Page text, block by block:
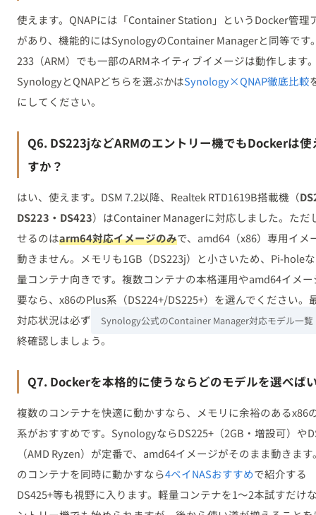
使えます。QNAPには「Container Station」というDocker管理
があり、機能的にはSynologyのContainer Managerと同等です
233（ARM）でも一部のARMネイティブイメージは動作します
SynologyとQNAPどちらを選ぶかはSynology×QNAP徹底比較
にしてください。
Q6. DS223jなどARMのエントリー機でもDockerは使
すか？
はい、使えます。DSM 7.2以降、Realtek RTD1619B搭載機（
DS223・DS423）はContainer Managerに対応しました。ただ
せるのはarm64対応イメージのみで、amd64（x86）専用イメ
動きません。メモリも1GB（DS223j）と小さいため、Pi-hole
量コンテナ向きです。複数コンテナの本格運用やamd64イメ
要なら、x86のPlus系（DS224+/DS225+）を選んでください。
対応状況は必ず
Synology公式のContainer Manager対応モデル一覧
終確認しましょう。
Q7. Dockerを本格的に使うならどのモデルを選べば
複数のコンテナを快適に動かすなら、メモリに余裕のあるx86
系がおすすめです。SynologyならDS225+（2GB・増設可）や
（AMD Ryzen）が定番で、amd64イメージがそのまま動きま
のコンテナを同時に動かすなら4ベイNASおすすめで紹介する
DS425+等も視野に入ります。軽量コンテナを1〜2本試すだけ